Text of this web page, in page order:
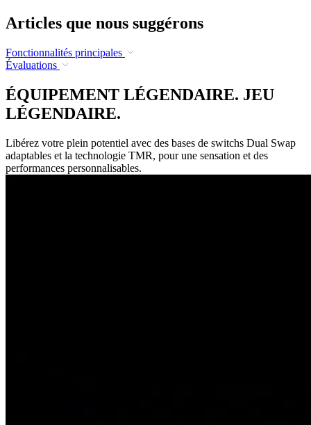
Articles que nous suggérons
Fonctionnalités principales
Évaluations
ÉQUIPEMENT LÉGENDAIRE. JEU
LÉGENDAIRE.
Libérez votre plein potentiel avec des bases de switchs Dual Swap
adaptables et la technologie TMR, pour une sensation et des
performances personnalisables.